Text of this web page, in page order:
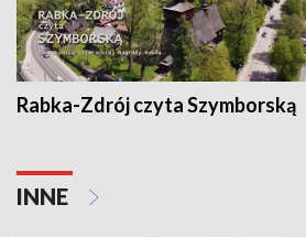
Rabka-Zdrój czyta Szymborską
INNE